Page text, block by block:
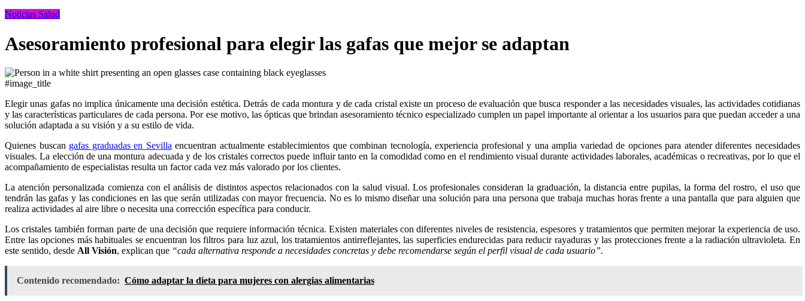
Noticias Salud
Asesoramiento profesional para elegir las gafas que mejor se adaptan
#image_title
Elegir unas gafas no implica únicamente una decisión estética. Detrás de cada montura y de cada cristal existe un proceso de evaluación que busca responder a las necesidades visuales, las actividades cotidianas
y las características particulares de cada persona. Por ese motivo, las ópticas que brindan asesoramiento técnico especializado cumplen un papel importante al orientar a los usuarios para que puedan acceder a una
solución adaptada a su visión y a su estilo de vida.
Quienes buscan gafas graduadas en Sevilla encuentran actualmente establecimientos que combinan tecnología, experiencia profesional y una amplia variedad de opciones para atender diferentes necesidades
visuales. La elección de una montura adecuada y de los cristales correctos puede influir tanto en la comodidad como en el rendimiento visual durante actividades laborales, académicas o recreativas, por lo que el
acompañamiento de especialistas resulta un factor cada vez más valorado por los clientes.
La atención personalizada comienza con el análisis de distintos aspectos relacionados con la salud visual. Los profesionales consideran la graduación, la distancia entre pupilas, la forma del rostro, el uso que
tendrán las gafas y las condiciones en las que serán utilizadas con mayor frecuencia. No es lo mismo diseñar una solución para una persona que trabaja muchas horas frente a una pantalla que para alguien que
realiza actividades al aire libre o necesita una corrección específica para conducir.
Los cristales también forman parte de una decisión que requiere información técnica. Existen materiales con diferentes niveles de resistencia, espesores y tratamientos que permiten mejorar la experiencia de uso.
Entre las opciones más habituales se encuentran los filtros para luz azul, los tratamientos antirreflejantes, las superficies endurecidas para reducir rayaduras y las protecciones frente a la radiación ultravioleta. En
este sentido, desde All Visión, explican que “cada alternativa responde a necesidades concretas y debe recomendarse según el perfil visual de cada usuario”.
Contenido recomendado: Cómo adaptar la dieta para mujeres con alergias alimentarias